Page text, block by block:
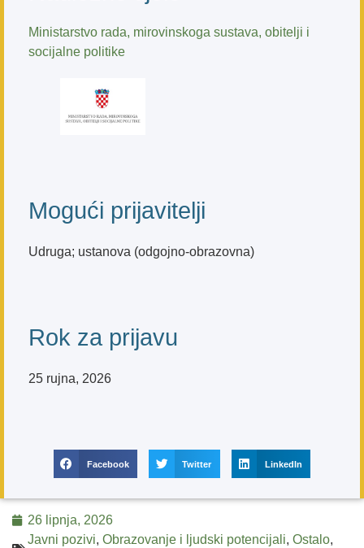
Ministarstvo rada, mirovinskoga sustava, obitelji i
socijalne politike
Mogući prijavitelji
Udruga; ustanova (odgojno-obrazovna)
Rok za prijavu
25 rujna, 2026
Facebook Twitter LinkedIn
26 lipnja, 2026
Javni pozivi, Obrazovanje i ljudski potencijali, Ostalo,